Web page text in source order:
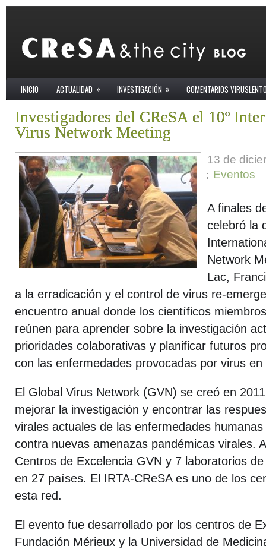
INICIO ACTUALIDAD » INVESTIGACIÓN » COMENTARIOS
Investigadores del CReSA el 10º
Virus Network Meeting
13 de
Eventos
A finales
celebró la
Network
Lac,
a la erradicación y el control de virus re-
encuentro anual donde los científicos
reúnen para aprender sobre la investigación
prioridades colaborativas y planificar futuros
con las enfermedades provocadas por virus
El Global Virus Network (GVN) se creó en
mejorar la investigación y encontrar las
virales actuales de las enfermedades
contra nuevas amenazas pandémicas virales.
Centros de Excelencia GVN y 7 laboratorios
en 27 países. El IRTA-CReSA es uno de los
esta red.
El evento fue desarrollado por los centros de
Fundación Mérieux y la Universidad de